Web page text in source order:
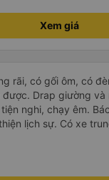
định rõ ràng về
ban đêm để tránh
xe trong tương lai!
Xem giá
rãi, có gối ôm, có
Drap giường và
nghi, chạy êm.
lịch sự. Có xe
tuy hoà rất tiện. Giá